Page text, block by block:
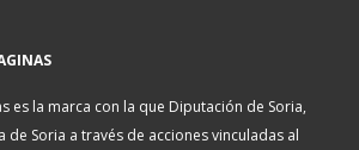
es la marca con la que Diputación de Soria,
Soria a través de acciones vinculadas al